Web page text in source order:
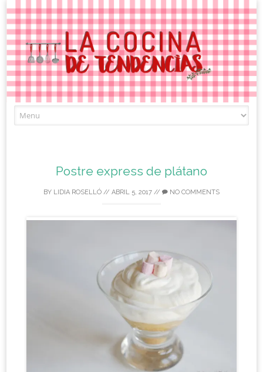
to
Postre express de plátano
BY LIDIA ROSELLÓ // ABRIL 5, 2017 // NO COMMENTS